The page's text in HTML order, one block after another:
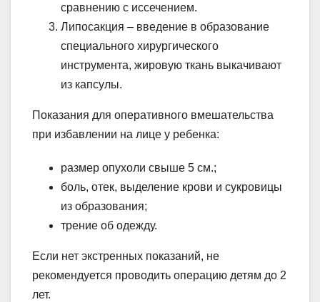
сравнению с иссечением.
Липосакция – введение в образование
специального хирургического
инструмента, жировую ткань выкачивают
из капсулы.
Показания для оперативного вмешательства
при избавлении на лице у ребенка:
размер опухоли свыше 5 см.;
боль, отек, выделение крови и сукровицы
из образования;
трение об одежду.
Если нет экстренных показаний, не
рекомендуется проводить операцию детям до 2
лет.